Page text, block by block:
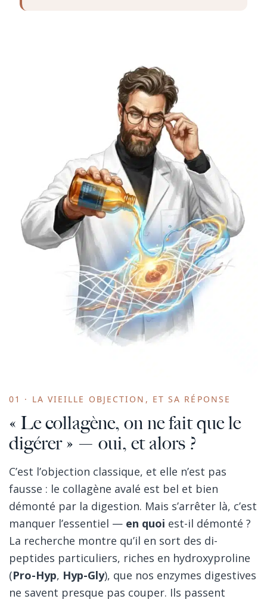
01 · LA VIEILLE OBJECTION, ET SA RÉPONSE
« Le collagène, on ne fait que le
digérer » — oui, et alors ?
C’est l’objection classique, et elle n’est pas
fausse : le collagène avalé est bel et bien
démonté par la digestion. Mais s’arrêter là, c’est
manquer l’essentiel — en quoi est-il démonté ?
La recherche montre qu’il en sort des di-
peptides particuliers, riches en hydroxyproline
(Pro-Hyp, Hyp-Gly), que nos enzymes digestives
ne savent presque pas couper. Ils passent